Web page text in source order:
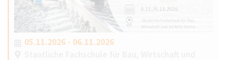
05.11.2026 - 06.11.2026